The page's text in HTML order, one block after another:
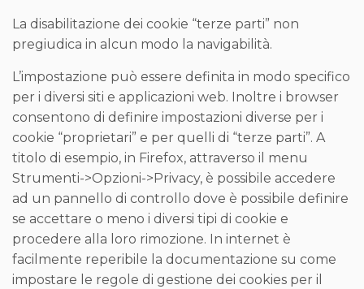
La disabilitazione dei cookie “terze parti” non
pregiudica in alcun modo la navigabilità.
L’impostazione può essere definita in modo specifico
per i diversi siti e applicazioni web. Inoltre i browser
consentono di definire impostazioni diverse per i
cookie “proprietari” e per quelli di “terze parti”. A
titolo di esempio, in Firefox, attraverso il menu
Strumenti->Opzioni->Privacy, è possibile accedere
ad un pannello di controllo dove è possibile definire
se accettare o meno i diversi tipi di cookie e
procedere alla loro rimozione. In internet è
facilmente reperibile la documentazione su come
impostare le regole di gestione dei cookies per il